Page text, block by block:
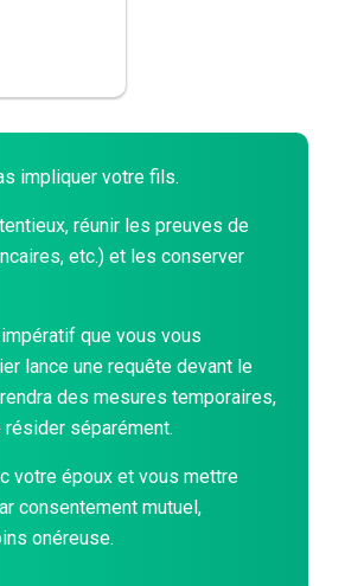
impliquer votre fils.
réunir les preuves de
etc.) et les conserver
que vous vous
lance une requête devant le
des mesures temporaires,
séparément.
votre époux et vous mettre
consentement mutuel,
onéreuse.